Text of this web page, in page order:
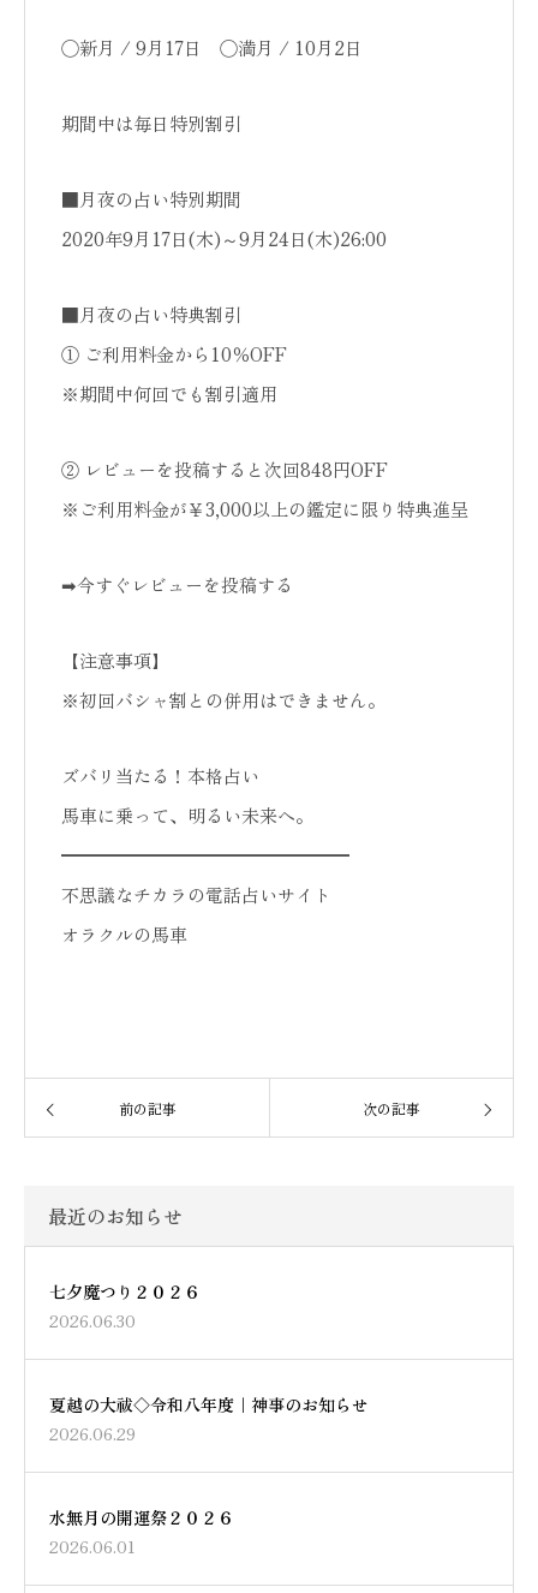
◯新月 / 9月17日 ◯満月 / 10月2日
期間中は毎日特別割引
■月夜の占い特別期間
2020年9月17日(木)～9月24日(木)26:00
■月夜の占い特典割引
① ご利用料金から10％OFF
※期間中何回でも割引適用
② レビューを投稿すると次回848円OFF
※ご利用料金が￥3,000以上の鑑定に限り特典進呈
➡今すぐレビューを投稿する
【注意事項】
※初回バシャ割との併用はできません。
ズバリ当たる！本格占い
馬車に乗って、明るい未来へ。
━━━━━━━━━━━━━━━━
不思議なチカラの電話占いサイト
オラクルの馬車
前の記事 次の記事
最近のお知らせ
七夕魔つり２０２６
2026.06.30
夏越の大祓◇令和八年度｜神事のお知らせ
2026.06.29
水無月の開運祭２０２６
2026.06.01